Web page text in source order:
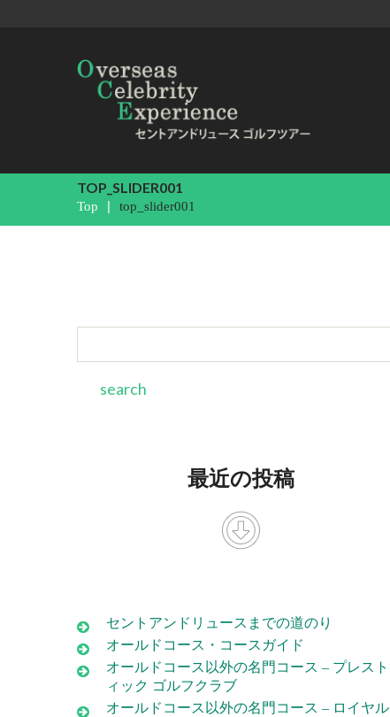
TOP_SLIDER001
Top top_slider001
最近の投稿
セントアンドリュースまでの道のり
オールドコース・コースガイド
オールドコース以外の名門コース – プレス
ィック ゴルフクラブ
オールドコース以外の名門コース – ロイヤル